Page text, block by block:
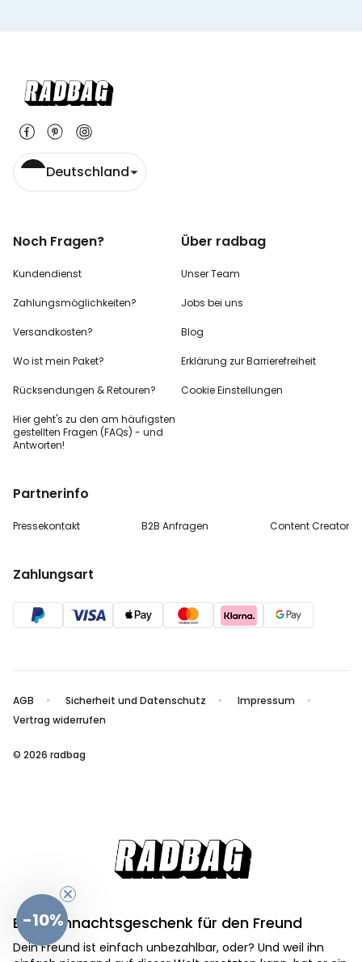
Deutschland
Noch Fragen?
Kundendienst
Zahlungsmöglichkeiten?
Versandkosten?
Wo ist mein Paket?
Rücksendungen & Retouren?
Hier geht's zu den am häufigsten
gestellten Fragen (FAQs) - und
Antworten!
Über radbag
Unser Team
Jobs bei uns
Blog
Erklärung zur Barrierefreiheit
Cookie Einstellungen
Partnerinfo
Pressekontakt B2B Anfragen Content Creator
Zahlungsart
AGB Sicherheit und Datenschutz
Impressum
Vertrag widerrufen
© 2026 radbag
Ein Weihnachtsgeschenk für den Freund
Dein Freund ist einfach unbezahlbar, oder? Und weil ihn
-10%